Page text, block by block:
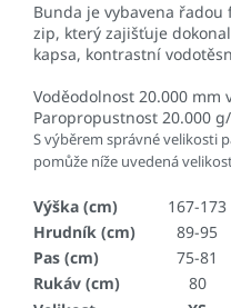
Bunda je vybavena
zip, který zajišťuje
kapsa, kontrastní
Voděodolnost 20.000
Paropropustnost 20.000
S výběrem správné velikosti
pomůže níže uvedená
Výška (cm) 167-173
Hrudník (cm)
89-95
Pas (cm)
75-81
Rukáv (cm)
80